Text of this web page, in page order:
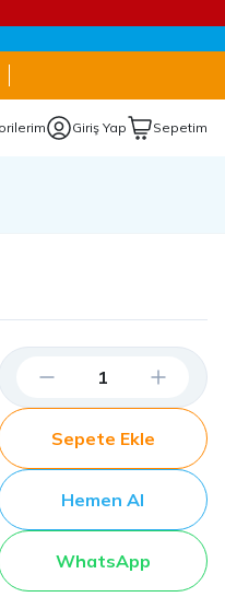
Giriş Yap Sepetim
Sepete Ekle
Hemen Al
WhatsApp